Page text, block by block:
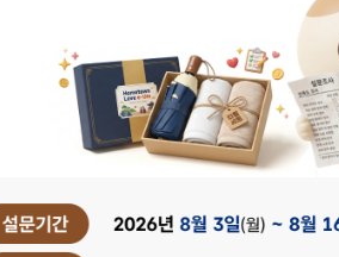
메인 배너 자동 롤링 멈춤
메인 배너 이전 슬라
현재 페이지
/전체 페이지
6
메인 배너 다